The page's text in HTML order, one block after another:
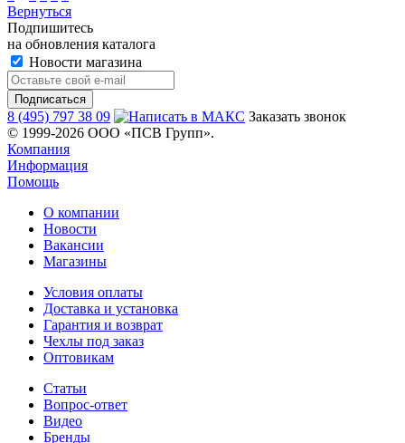
Вернуться
Подпишитесь
на обновления каталога
Новости магазина
8 (495) 797 38 09
Заказать звонок
© 1999-2026 ООО «ПСВ Групп».
Компания
Информация
Помощь
О компании
Новости
Вакансии
Магазины
Условия оплаты
Доставка и установка
Гарантия и возврат
Чехлы под заказ
Оптовикам
Статьи
Вопрос-ответ
Видео
Бренды